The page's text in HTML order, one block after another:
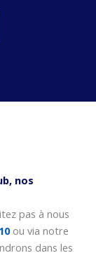
nos
pas à nous
ou via notre
dans les